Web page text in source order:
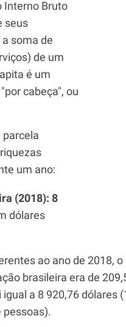
Interno Bruto
seus
soma de
de um
é um
cabeça", ou
parcela
um ano:
(2018): 8
dólares
ao ano de 2018,
brasileira era de
a 8 920,76 dólares
pessoas).